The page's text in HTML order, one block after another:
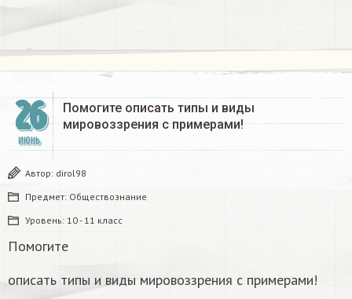
26
ИЮНЬ
Помогите описать типы и виды
мировоззрения с примерами!​
Автор: dirol98
Предмет: Обществознание
Уровень: 10 - 11 класс
Помогите
описать типы и виды мировоззрения с примерами!​